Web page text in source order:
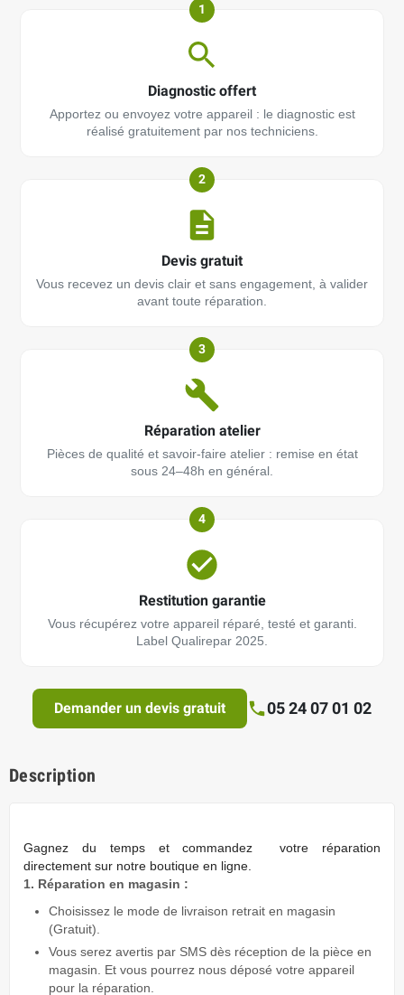
1
Diagnostic offert
Apportez ou envoyez votre appareil : le diagnostic est
réalisé gratuitement par nos techniciens.
2
Devis gratuit
Vous recevez un devis clair et sans engagement, à valider
avant toute réparation.
3
Réparation atelier
Pièces de qualité et savoir-faire atelier : remise en état
sous 24–48h en général.
4
Restitution garantie
Vous récupérez votre appareil réparé, testé et garanti.
Label Qualirepar 2025.
Demander un devis gratuit 05 24 07 01 02
Description
Gagnez du temps et commandez votre réparation
directement sur notre boutique en ligne.
1. Réparation en magasin :
Choisissez le mode de livraison retrait en magasin
(Gratuit).
Vous serez avertis par SMS dès réception de la pièce en
magasin. Et vous pourrez nous déposé votre appareil
pour la réparation.